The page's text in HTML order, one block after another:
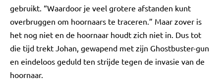
gebruikt. “Waardoor je veel grotere afstanden kunt
overbruggen om hoornaars te traceren.” Maar zover is
het nog niet en de hoornaar houdt zich niet in. Dus tot
die tijd trekt Johan, gewapend met zijn Ghostbuster-gun
en eindeloos geduld ten strijde tegen de invasie van de
hoornaar.